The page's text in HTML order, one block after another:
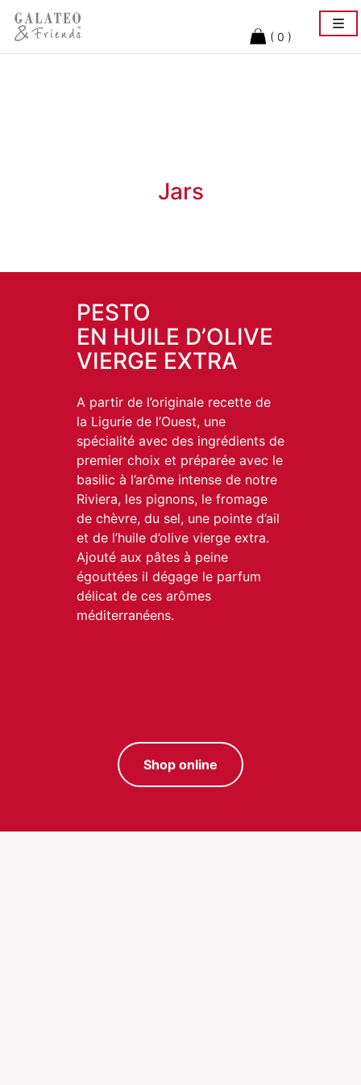
( 0 )
Jars
PESTO
EN HUILE D’OLIVE
VIERGE EXTRA
A partir de l’originale recette de
la Ligurie de l’Ouest, une
spécialité avec des ingrédients de
premier choix et préparée avec le
basilic à l’arôme intense de notre
Riviera, les pignons, le fromage
de chèvre, du sel, une pointe d’ail
et de l’huile d’olive vierge extra.
Ajouté aux pâtes à peine
égouttées il dégage le parfum
délicat de ces arômes
méditerranéens.
Shop online